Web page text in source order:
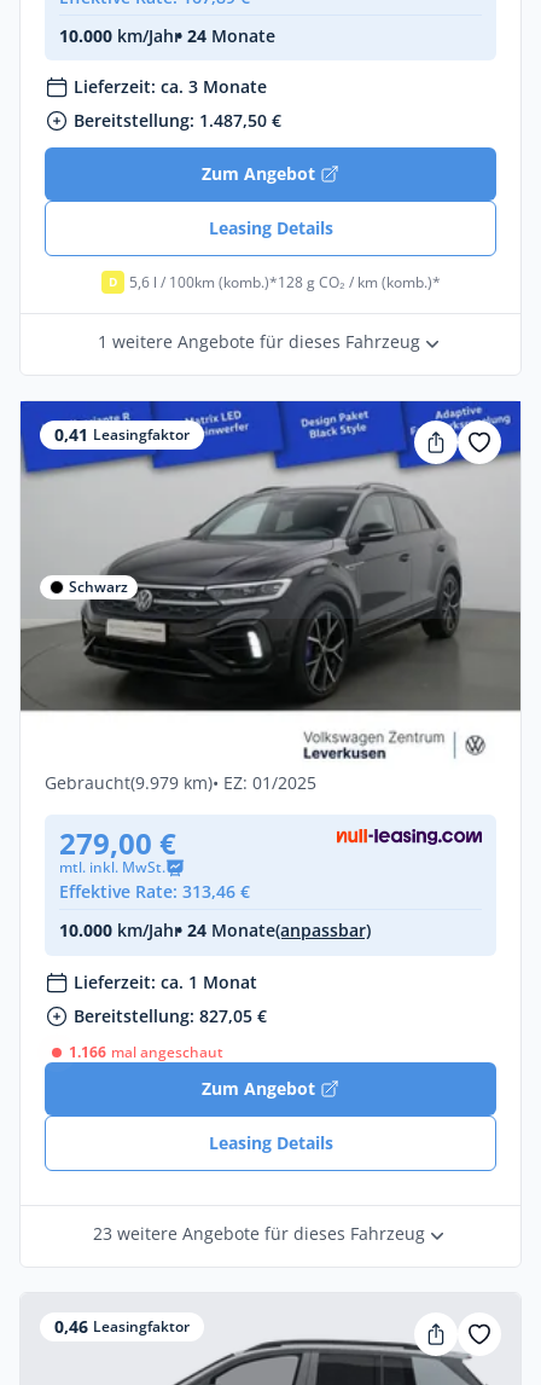
10.000 km/Jahr• 24 Monate
Lieferzeit: ca. 3 Monate
Bereitstellung: 1.487,50 €
Zum Angebot
Leasing Details
D 5,6 l / 100km (komb.)*128 g CO₂ / km (komb.)*
1 weitere Angebote für dieses Fahrzeug
0,41 Leasingfaktor
Schwarz
Privat & Gewerbe
Volkswagen T-Roc R PANO MATRIX
AKRAPOVIC ACC AHK LEDER DCC
300 PS (221 kW)
Gebraucht(9.979 km)• EZ: 01/2025
279,00 €
mtl. inkl. MwSt.
Effektive Rate: 313,46 €
10.000 km/Jahr• 24 Monate(anpassbar)
Lieferzeit: ca. 1 Monat
Bereitstellung: 827,05 €
1.166 mal angeschaut
Zum Angebot
Leasing Details
23 weitere Angebote für dieses Fahrzeug
0,46 Leasingfaktor